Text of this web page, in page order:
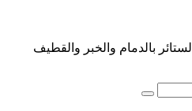
بالدمام والخبر والقطيف